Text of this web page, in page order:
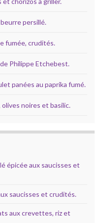
persillé.
fumée, crudités.
Philippe Etchebest.
panées au paprika fumé.
noires et basilic.
épicée aux saucisses et
saucisses et crudités.
aux crevettes, riz et